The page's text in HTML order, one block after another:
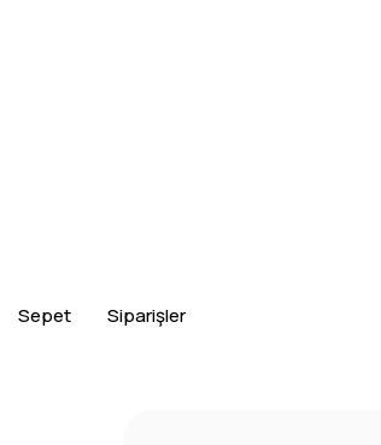
Sepet Siparişler